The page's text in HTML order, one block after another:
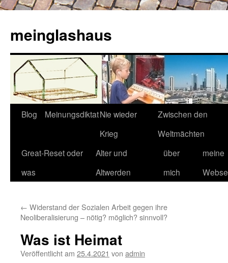
springen
meinglashaus
Blog MeinungsdiktatNie wieder
Krieg
Zwischen den
Weltmächten
Great-Reset oder
was
Alter und
Altwerden
über
mich
meine
← Widerstand der Sozialen Arbeit gegen ihre
Neoliberalisierung – nötig? möglich? sinnvoll?
Was ist Heimat
Veröffentlicht am 25.4.2021 von admin